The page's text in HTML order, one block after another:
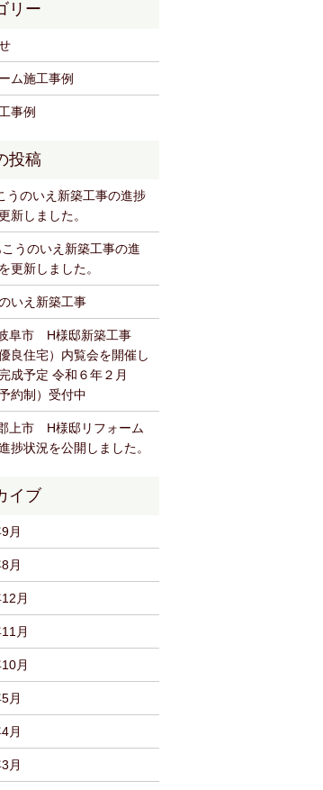
ム施工事例
事例
うのいえ新築工事の進捗
新しました。
うのいえ新築工事の進
更新しました。
いえ新築工事
阜市 H様邸新築工事
優良住宅）内覧会を開催し
成予定 令和６年２月
予約制）受付中
上市 H様邸リフォーム
捗状況を公開しました。
月
月
月
月
月
月
月
月